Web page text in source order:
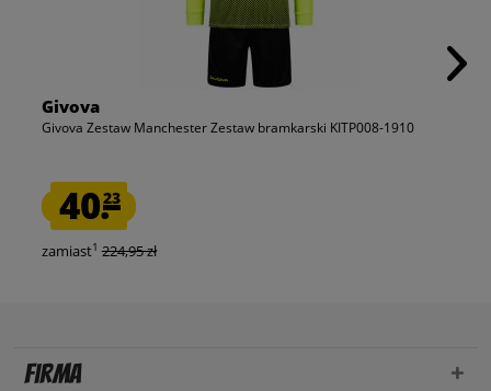
Givova
Givova Zestaw Manchester Zestaw bramkarski KITP008-1910
40.23
zamiast1 224,95 zł
Firma